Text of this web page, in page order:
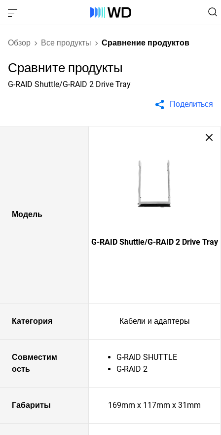
Обзор Все продукты Сравнение продуктов
Сравните продукты
G-RAID Shuttle/G-RAID 2 Drive Tray
Поделиться
Модель
G-RAID Shuttle/G-RAID 2 Drive Tray
Категория Кабели и адаптеры
Совместим
ость
G-RAID SHUTTLE
G-RAID 2
Габариты 169mm x 117mm x 31mm